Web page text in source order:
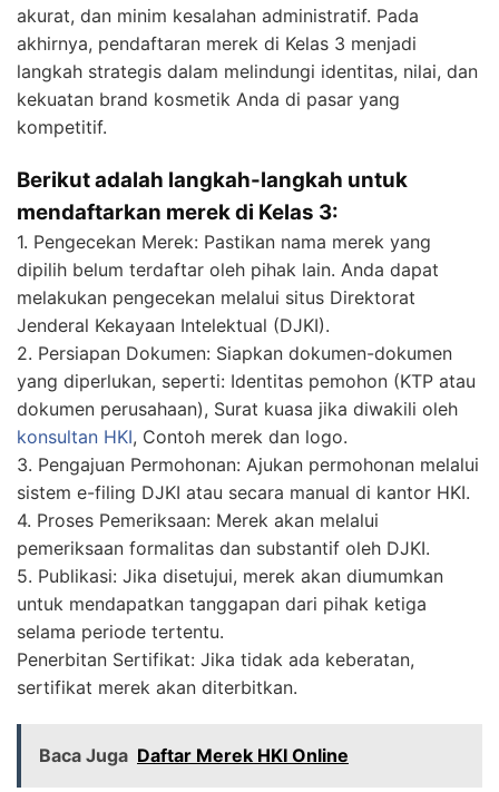
akurat, dan minim kesalahan administratif. Pada
akhirnya, pendaftaran merek di Kelas 3 menjadi
langkah strategis dalam melindungi identitas, nilai, dan
kekuatan brand kosmetik Anda di pasar yang
kompetitif.
Berikut adalah langkah-langkah untuk
mendaftarkan merek di Kelas 3:
1. Pengecekan Merek: Pastikan nama merek yang
dipilih belum terdaftar oleh pihak lain. Anda dapat
melakukan pengecekan melalui situs Direktorat
Jenderal Kekayaan Intelektual (DJKI).
2. Persiapan Dokumen: Siapkan dokumen-dokumen
yang diperlukan, seperti: Identitas pemohon (KTP atau
dokumen perusahaan), Surat kuasa jika diwakili oleh
konsultan HKI, Contoh merek dan logo.
3. Pengajuan Permohonan: Ajukan permohonan melalui
sistem e-filing DJKI atau secara manual di kantor HKI.
4. Proses Pemeriksaan: Merek akan melalui
pemeriksaan formalitas dan substantif oleh DJKI.
5. Publikasi: Jika disetujui, merek akan diumumkan
untuk mendapatkan tanggapan dari pihak ketiga
selama periode tertentu.
Penerbitan Sertifikat: Jika tidak ada keberatan,
sertifikat merek akan diterbitkan.
Baca Juga Daftar Merek HKI Online